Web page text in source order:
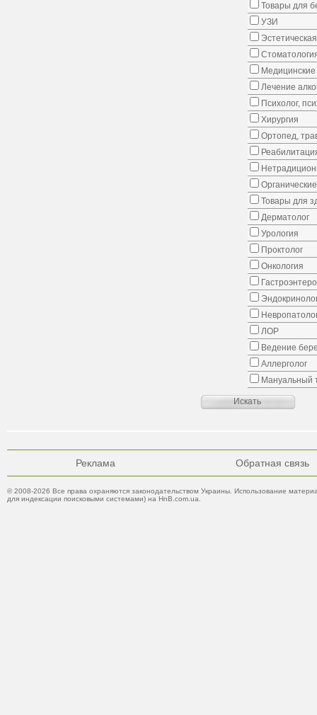
Товары для
УЗИ
Медицинские
Лечение
Психолог,
Хирургия
Ортопед,
Товары для
Дерматолог
Урология
Проктолог
Онкология
ЛОР
Ведение
Аллерголог
Мануальный
Реклама Обратная связь
© 2008-2026 Все права охраняются законодательством Украины. Использование
для индексации поисковыми системами) на HnB.com.ua.